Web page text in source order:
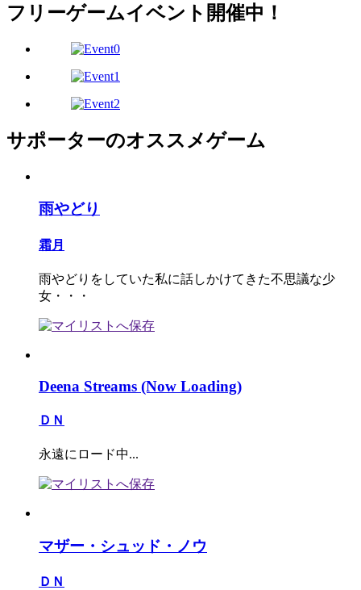
フリーゲームイベント開催中！
サポーターのオススメゲーム
雨やどり
霜月
雨やどりをしていた私に話しかけてきた不思議な少
女・・・
Deena Streams (Now Loading)
ＤＮ
永遠にロード中...
マザー・シュッド・ノウ
ＤＮ